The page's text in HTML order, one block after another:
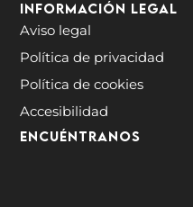
Información legal
Aviso legal
Política de privacidad
Política de cookies
Accesibilidad
ENCUÉNTRANOS